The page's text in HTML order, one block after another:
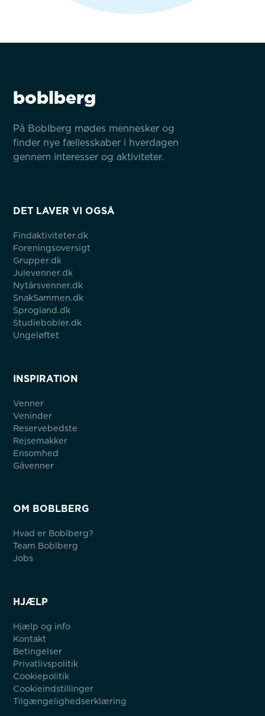
boblberg
På Boblberg mødes mennesker og
finder nye fællesskaber i hverdagen
gennem interesser og aktiviteter.
DET LAVER VI OGSÅ
Findaktiviteter.dk
Foreningsoversigt
Grupper.dk
Julevenner.dk
Nytårsvenner.dk
SnakSammen.dk
Sprogland.dk
Studiebobler.dk
Ungeløftet
INSPIRATION
Venner
Veninder
Reservebedste
Rejsemakker
Ensomhed
Gåvenner
OM BOBLBERG
Hvad er Boblberg?
Team Boblberg
Jobs
HJÆLP
Hjælp og info
Kontakt
Betingelser
Privatlivspolitik
Cookiepolitik
Cookieindstillinger
Tilgængelighedserklæring